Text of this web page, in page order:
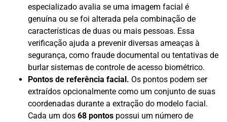
especializado avalia se uma imagem facial é
genuína ou se foi alterada pela combinação de
características de duas ou mais pessoas. Essa
verificação ajuda a prevenir diversas ameaças à
segurança, como fraude documental ou tentativas de
burlar sistemas de controle de acesso biométrico.
Pontos de referência facial. Os pontos podem ser
extraídos opcionalmente como um conjunto de suas
coordenadas durante a extração do modelo facial.
Cada um dos 68 pontos possui um número de